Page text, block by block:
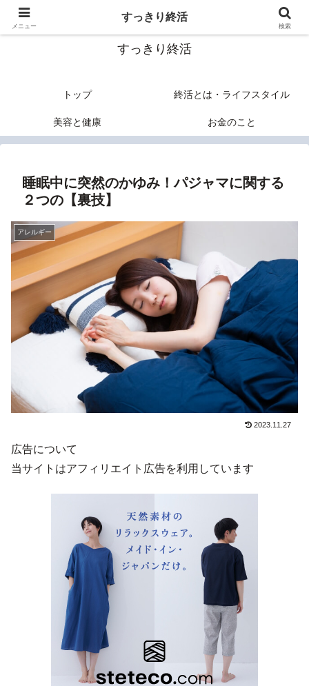
終活のヒントあれこれ
すっきり終活
トップ 終活とは・ライフスタイル
美容と健康 お金のこと
睡眠中に突然のかゆみ！パジャマに関する
２つの【裏技】
アレルギー
2023.11.27
広告について
当サイトはアフィリエイト広告を利用しています
メニュー
すっきり終活
検索